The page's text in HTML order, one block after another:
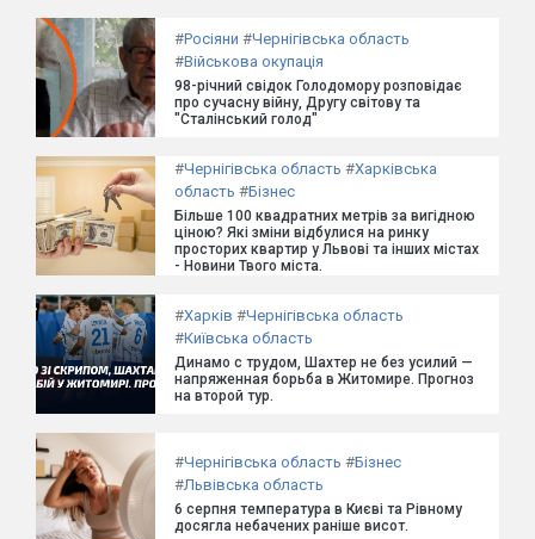
#Росіяни #Чернігівська область
#Військова окупація
98-річний свідок Голодомору розповідає
про сучасну війну, Другу світову та
"Сталінський голод"
#Чернігівська область #Харківська
область #Бізнес
Більше 100 квадратних метрів за вигідною
ціною? Які зміни відбулися на ринку
просторих квартир у Львові та інших містах
- Новини Твого міста.
#Харків #Чернігівська область
#Київська область
Динамо с трудом, Шахтер не без усилий —
напряженная борьба в Житомире. Прогноз
на второй тур.
#Чернігівська область #Бізнес
#Львівська область
6 серпня температура в Києві та Рівному
досягла небачених раніше висот.